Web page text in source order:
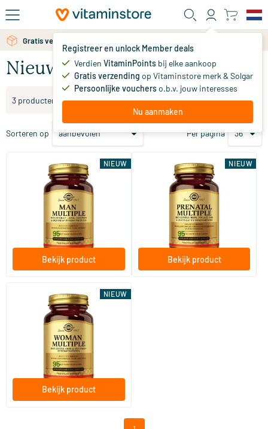
Ga naar de hoofdinhoud
Registreer en unlock Member deals
Verdien VitaminPoints bij elke aankoop
Gratis verzending op Vitaminstore merk & Solgar
Persoonlijke voucherso.b.v. jouw interesses
Nu aanmaken
Gratis verzending vanaf 25 euro
Nieuwe producten
3 producten 1 toegepaste filters
Sorteren op Per pagina
NIEUW
Man Multiple
60 vegicaps
Solgar Vitamins
34.95
Bekijk product
NIEUW
Prenatal Multiple
60 vegicaps
Solgar Vitamins
29.95
Bekijk product
NIEUW
Woman Multiple
60 vegicaps
Solgar Vitamins
34 .95
Bekijk product